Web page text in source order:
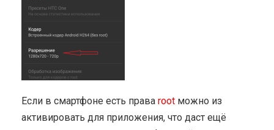
Если в смартфоне есть права root можно из
активировать для приложения, что даст ещё